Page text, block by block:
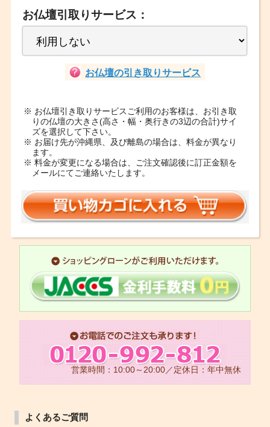
お仏壇引取りサービス：
お仏壇の引き取りサービス
※ お仏壇引き取りサービスご利用のお客様は、お引き取
りの仏壇の大きさ(高さ・幅・奥行きの3辺の合計)サイ
ズを選択して下さい。
※ お届け先が沖縄県、及び離島の場合は、料金が異なり
ます。
※ 料金が変更になる場合は、ご注文確認後に訂正金額を
メールにてご連絡いたします。
営業時間：10:00～20:00／定休日：年中無休
よくあるご質問